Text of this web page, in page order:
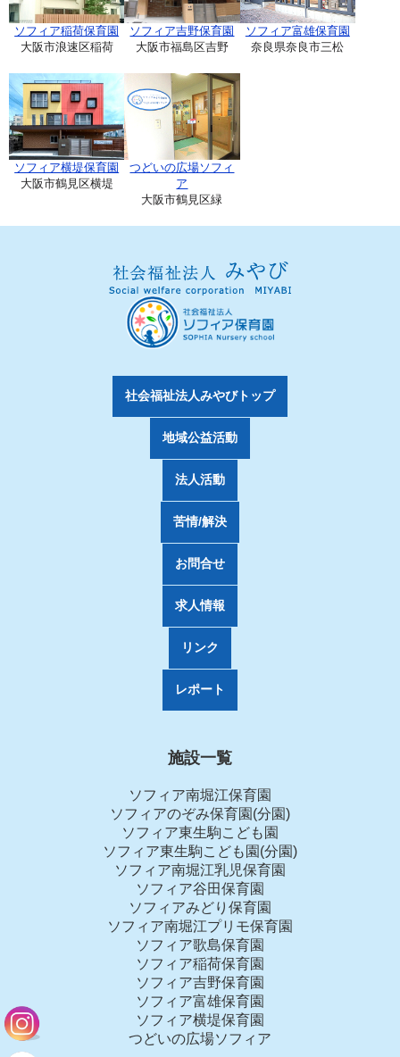
ソフィア稲荷保育園
大阪市浪速区稲荷
ソフィア吉野保育園
大阪市福島区吉野
ソフィア富雄保育園
奈良県奈良市三松
ソフィア横堤保育園
大阪市鶴見区横堤
つどいの広場ソフィ
ア
大阪市鶴見区緑
社会福祉法人みやびトップ
地域公益活動
法人活動
苦情/解決
お問合せ
求人情報
リンク
レポート
施設一覧
ソフィア南堀江保育園
ソフィアのぞみ保育園(分園)
ソフィア東生駒こども園
ソフィア東生駒こども園(分園)
ソフィア南堀江乳児保育園
ソフィア谷田保育園
ソフィアみどり保育園
ソフィア南堀江プリモ保育園
ソフィア歌島保育園
ソフィア稲荷保育園
ソフィア吉野保育園
ソフィア富雄保育園
ソフィア横堤保育園
つどいの広場ソフィア